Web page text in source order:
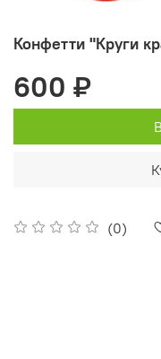
Конфетти "Круги
(0)
600 ₽